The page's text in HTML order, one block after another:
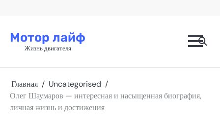
Мотор лайф
Жизнь двигателя
Главная
Uncategorised
Олег Шаумаров — интересная и насыщенная биография,
личная жизнь и достижения